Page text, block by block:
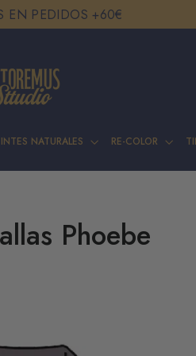
EN PEDIDOS +60€
NATURALES RE-COLOR
Phoebe